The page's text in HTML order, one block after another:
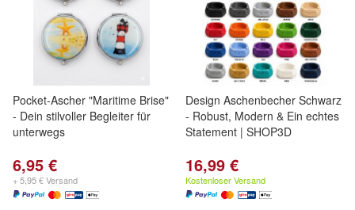
Pocket-Ascher "Maritime Brise"
- Dein stilvoller Begleiter für
unterwegs
6,95 €
+ 5,95 € Versand
Design Aschenbecher Schwarz
- Robust, Modern & Ein echtes
Statement | SHOP3D
16,99 €
Kostenloser Versand